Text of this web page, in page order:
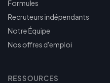
Formules
Recruteurs indépendants
Notre Équipe
Nos offres d'emploi
RESSOURCES